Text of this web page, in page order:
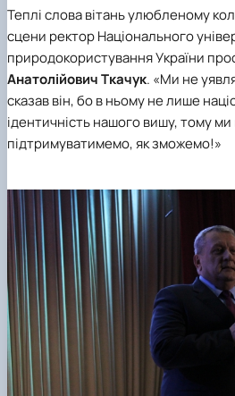
Теплі слова вітань улюбленому
сцени ректор Національного
природокористування України
Анатолійович Ткачук. «Ми не
сказав він, бо в ньому не лише
ідентичність нашого вишу, тому ми
підтримуватимемо, як зможемо!»